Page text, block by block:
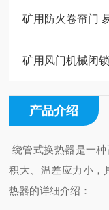
矿用防火卷帘门
矿用风门机械闭
产品介绍
绕管式换热器是一
积大、温差应力小，
热器的详细介绍：